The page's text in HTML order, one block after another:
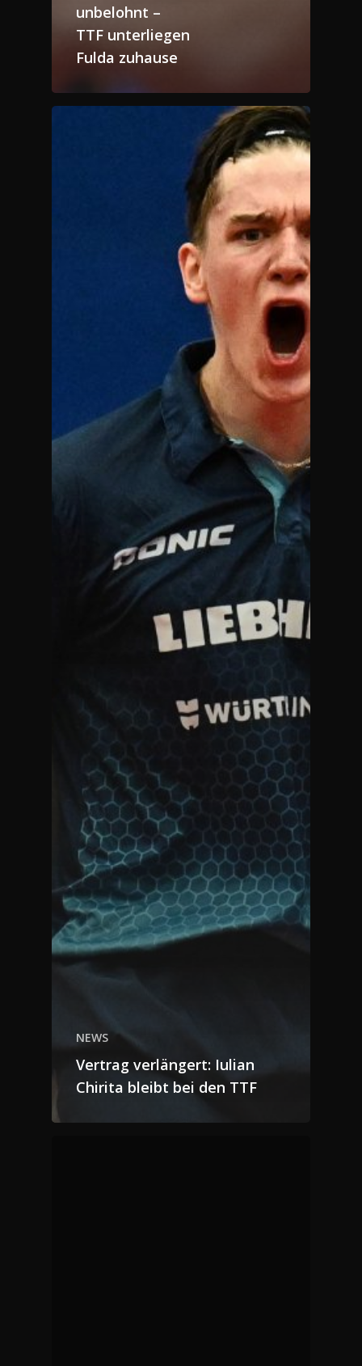
unbelohnt –
TTF unterliegen
Fulda zuhause
NEWS
Vertrag verlängert: Iulian
Chirita bleibt bei den TTF
70 JAHRE TTF
JUBILÄUMS-
BILDERGALERIE
HISTORIE
NEWS
SPIELE
MANNSCHAFT
TICKETS
VEREINSSHOP
TTF MAG
PARTNER
AMATEURE
KONTAKT